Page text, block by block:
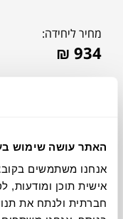
האתר עושה שימוש
אישית תוכן ומודעות,
חברתית ולנתח את
מחיר ליחידה:
₪ 934